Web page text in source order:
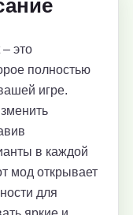
это
полностью
игре.
в каждой
мод открывает
для